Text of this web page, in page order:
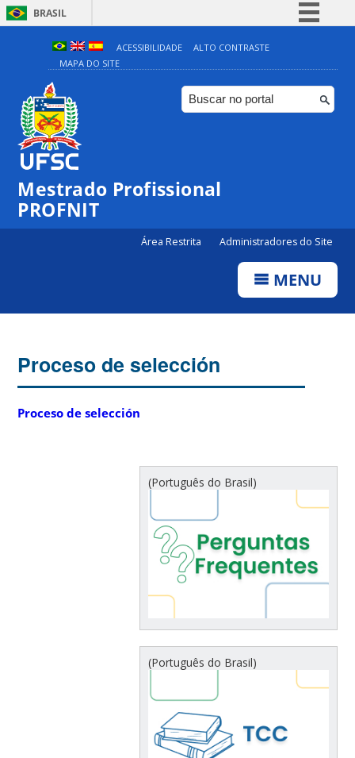
BRASIL
Simplifique!
Comunica BR
Participe
ACESSIBILIDADE
ALTO CONTRASTE
MAPA DO SITE
Mestrado Profissional
PROFNIT
Área Restrita Administradores do Site
MENU
Proceso de selección
Proceso de selección
(Português do Brasil)
(Português do Brasil)